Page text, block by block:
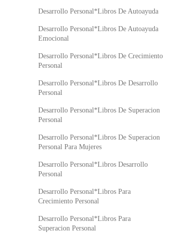
Desarrollo Personal*Libros De Autoayuda
Desarrollo Personal*Libros De Autoayuda
Emocional
Desarrollo Personal*Libros De Crecimiento
Personal
Desarrollo Personal*Libros De Desarrollo
Personal
Desarrollo Personal*Libros De Superacion
Personal
Desarrollo Personal*Libros De Superacion
Personal Para Mujeres
Desarrollo Personal*Libros Desarrollo
Personal
Desarrollo Personal*Libros Para
Crecimiento Personal
Desarrollo Personal*Libros Para
Superacion Personal